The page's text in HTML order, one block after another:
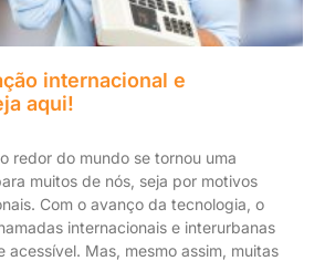
internacional e
aqui!
redor do mundo se tornou uma
muitos de nós, seja por motivos
Com o avanço da tecnologia, o
internacionais e interurbanas
acessível. Mas, mesmo assim, muitas